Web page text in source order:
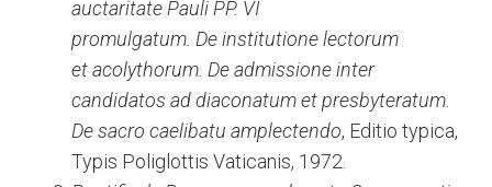
auctaritate Pauli PP. VI
promulgatum. De institutione lectorum
et acolythorum. De admissione inter
candidatos ad diaconatum et presbyteratum.
De sacro caelibatu amplectendo, Editio typica,
Typis Poliglottis Vaticanis, 1972.